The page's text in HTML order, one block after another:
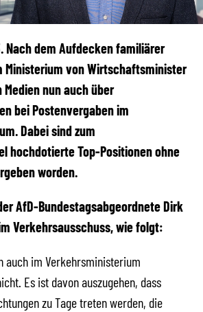
Nach dem Aufdecken familiärer
Ministerium von Wirtschaftsminister
nun auch über
bei Postenvergaben im
Dabei sind zum
hochdotierte Top-Positionen ohne
worden.
AfD-Bundestagsabgeordnete Dirk
Verkehrsausschuss, wie folgt:
auch im Verkehrsministerium
Es ist davon auszugehen, dass
zu Tage treten werden, die